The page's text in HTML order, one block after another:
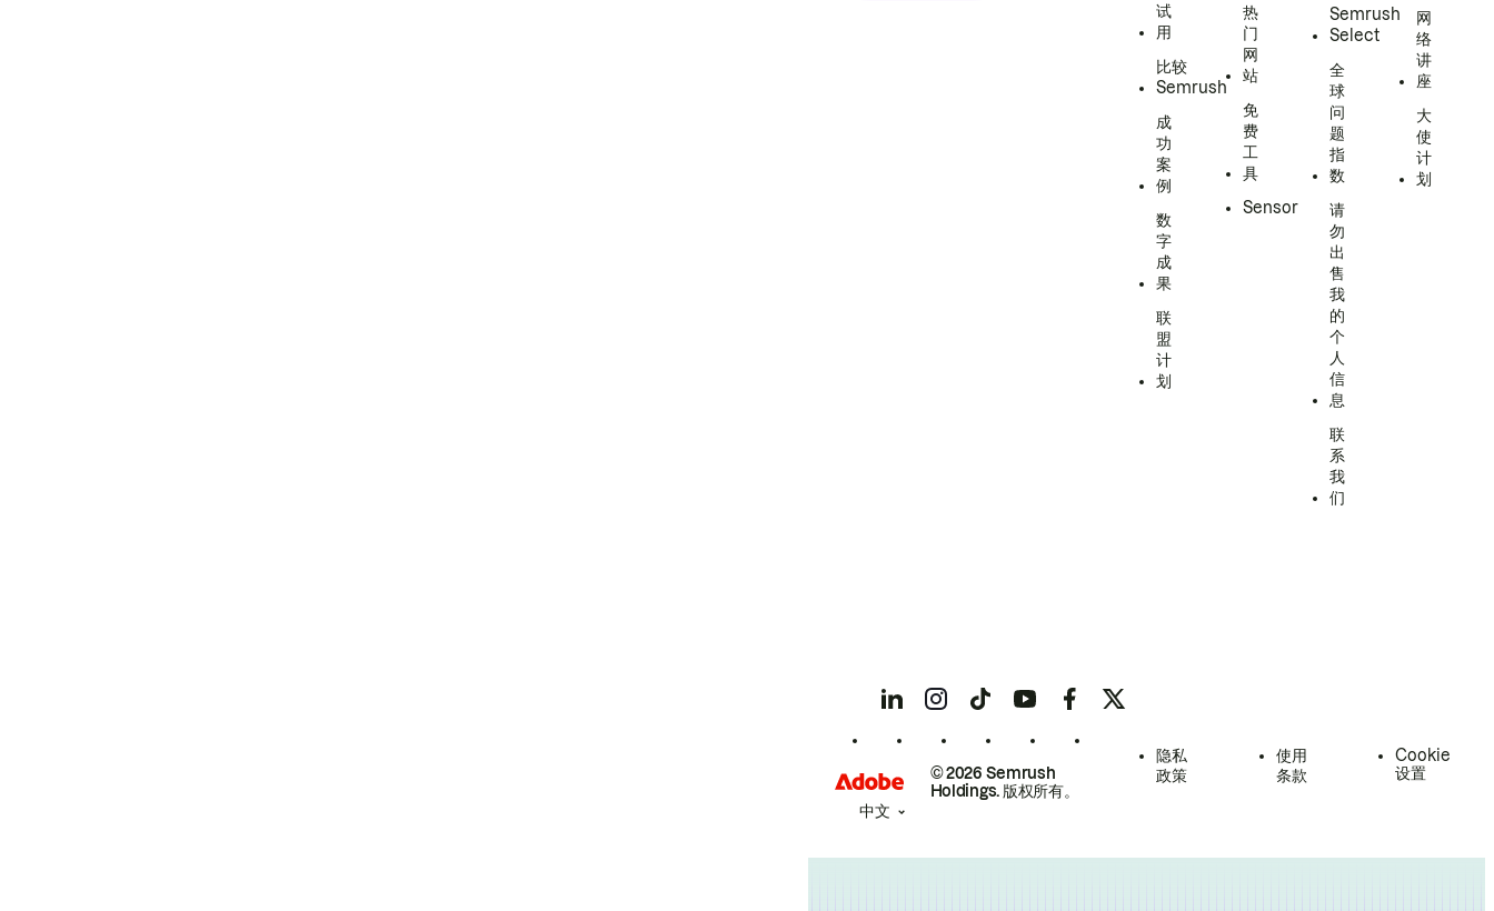
试
用
比较
Semrush
成
功
案
例
数
字
成
果
联
盟
计
划
热
门
网
站
免
费
工
具
Sensor
Semrush
Select
全
球
问
题
指
数
请
勿
出
售
我
的
个
人
信
息
联
系
我
们
网
络
讲
座
大
使
计
划
© 2026 Semrush
Holdings. 版权所有。
隐私
政策
使用
条款
Cookie
设置
中文